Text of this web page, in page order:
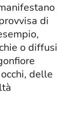
di
o diffusi
delle